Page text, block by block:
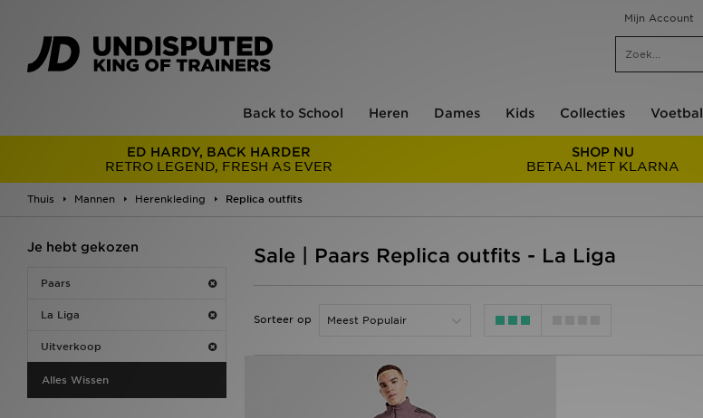
Mijn Account
Back to School Heren Dames Kids Collecties Voetbal
ED HARDY, BACK HARDER
RETRO LEGEND, FRESH AS EVER
SHOP NU
BETAAL MET KLARNA
Thuis Mannen Herenkleding Replica outfits
Je hebt gekozen
Paars
La Liga
Uitverkoop
Alles Wissen
Sale | Paars Replica outfits - La Liga
Sorteer op